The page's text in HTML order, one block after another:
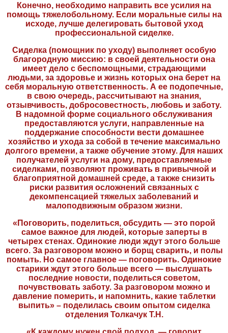
Конечно, необходимо направить все усилия на
помощь тяжелобольному. Если моральные силы на
исходе, лучше делегировать бытовой уход
профессиональной сиделке.
Сиделка (помощник по уходу) выполняет особую
благородную миссию: в своей деятельности она
имеет дело с беспомощными, страдающими
людьми, за здоровье и жизнь которых она берет на
себя моральную ответственность. А ее подопечные,
в свою очередь, рассчитывают на знания,
отзывчивость, добросовестность, любовь и заботу.
В надомной форме социального обслуживания
предоставляются услуги, направленные на
поддержание способности вести домашнее
хозяйство и ухода за собой в течение максимально
долгого времени, а также обучение этому. Для наших
получателей услуги на дому, предоставляемые
сиделками, позволяют проживать в привычной и
благоприятной домашней среде, а также снизить
риски развития осложнений связанных с
декомпенсацией тяжелых заболеваний и
малоподвижным образом жизни.
«Поговорить, поделиться, обсудить — это порой
самое важное для людей, которые заперты в
четырех стенах. Одинокие люди ждут этого больше
всего. За разговором можно и борщ сварить, и полы
помыть. Но самое главное — поговорить. Одинокие
старики ждут этого больше всего — выслушать
последние новости, поделиться советом,
почувствовать заботу. За разговором можно и
давление померить, и напомнить, какие таблетки
выпить» – поделилась своим опытом сиделка
отделения Толкачук Т.Н.